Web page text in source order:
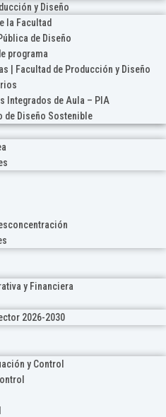
y Diseño
la Facultad
de Diseño
programa
| Facultad de Producción y Diseño
Integrados de Aula – PIA
de Diseño Sostenible
y Financiera
2026-2030
y Control